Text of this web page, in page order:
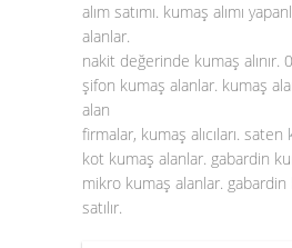
alım satımı. kumaş alımı
alanlar.
nakit değerinde kumaş alınır.
şifon kumaş alanlar. kumaş
alan
firmalar, kumaş alıcıları. saten
kot kumaş alanlar. gabardin
mikro kumaş alanlar. gabardin
satılır.